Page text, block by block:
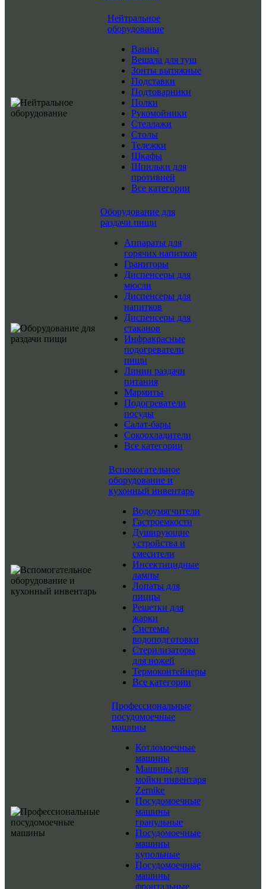
Нейтральное
оборудование
Ванны
Вешала для туш
Зонты вытяжные
Подставки
Подтоварники
Полки
Рукомойники
Стеллажи
Столы
Тележки
Шкафы
Шпильки для
противней
Все категории
Оборудование для
раздачи пищи
Аппараты для
горячих напитков
Граниторы
Диспенсеры для
мюсли
Диспенсеры для
напитков
Диспенсеры для
стаканов
Инфракрасные
подогреватели
пищи
Линии раздачи
питания
Мармиты
Подогреватели
посуды
Салат-бары
Сокоохладители
Все категории
Вспомогательное
оборудование и
кухонный инвентарь
Водоумягчители
Гастроемкости
Душирующие
устройства и
смесители
Инсектицидные
лампы
Лопаты для
пиццы
Решетки для
жарки
Системы
водоподготовки
Стерилизаторы
для ножей
Термоконтейнеры
Все категории
Профессиональные
посудомоечные
машины
Котломоечные
машины
Машины для
мойки инвентаря
Zernike
Посудомоечные
машины
гранульные
Посудомоечные
машины
купольные
Посудомоечные
машины
фронтальные